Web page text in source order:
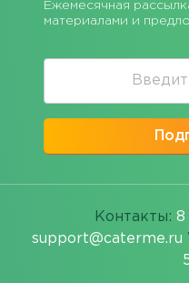
Ежемесячная
материалами и
Контакты: 8
support@caterme.ru